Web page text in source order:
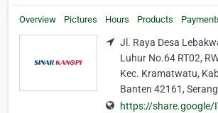
Overview Pictures Hours Products
Jl. Raya Desa
Luhur No.64 RT02,
Kec. Kramatwatu,
Banten 42161,
https://share.google/